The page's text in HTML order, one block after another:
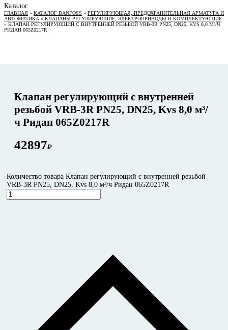
Каталог
ГЛАВНАЯ » КАТАЛОГ DANFOSS » РЕГУЛИРУЮЩАЯ, ПРЕДОХРАНИТЕЛЬНАЯ АРМАТУРА И
АВТОМАТИКА » КЛАПАНЫ РЕГУЛИРУЮЩИЕ, ЭЛЕКТРОПРИВОДЫ И КОМПЛЕКТУЮЩИЕ
» КЛАПАН РЕГУЛИРУЮЩИЙ С ВНУТРЕННЕЙ РЕЗЬБОЙ VRB-3R PN25, DN25, KVS 8,0 М³/Ч
РИДАН 065Z0217R
Клапан регулирующий с внутренней
резьбой VRB-3R PN25, DN25, Kvs 8,0 м³/
ч Ридан 065Z0217R
42897₽
Количество товара Клапан регулирующий с внутренней резьбой
VRB-3R PN25, DN25, Kvs 8,0 м³/ч Ридан 065Z0217R